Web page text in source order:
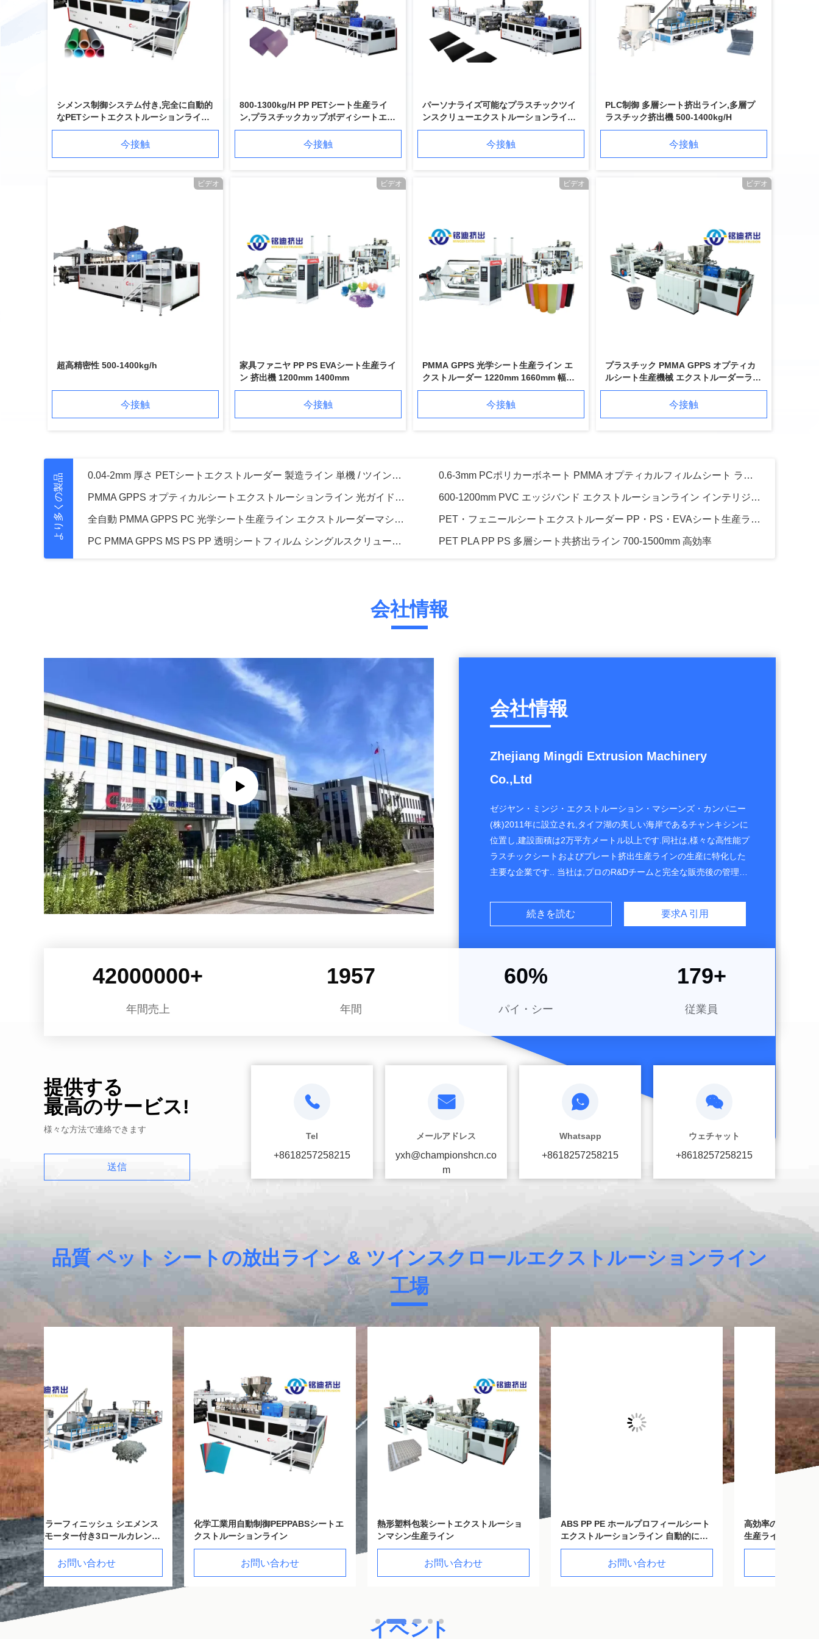
シメンス制御システム付き,完全に自動的
なPETシートエクストルーションライン
エクストルーダー
今接触
800-1300kg/H PP PETシート生産ライ
ン,プラスチックカップボディシートエク
ストルーダーマシン
今接触
パーソナライズ可能なプラスチックツイ
ンスクリューエクストルーションライン
PP PLA PET ABS PEシート
今接触
PLC制御 多層シート挤出ライン,多層プ
ラスチック挤出機 500-1400kg/H
今接触
ビデオ
超高精密性 500-1400kg/h
今接触
ビデオ
家具ファニヤ PP PS EVAシート生産ライ
ン 挤出機 1200mm 1400mm
今接触
ビデオ
PMMA GPPS 光学シート生産ライン エ
クストルーダー 1220mm 1660mm 幅
550-900kg/h
今接触
ビデオ
プラスチック PMMA GPPS オプティカ
ルシート生産機械 エクストルーダーライ
ン 0.6-3mm 厚さ
今接触
より多くの製品
カップボディ PETシートエクストルーションライン プラスチックシートエクストルーションマシン 高精度
オプティカル PMMA GPPS プラスチック板 プラスチック鏡/ライトパネルのための生産ライン
家具装飾用APET PETG PETフィルムエクストルーションライン プラスチックPETシートエクストルーダー
APET PETG CPET PLA シート ツイン スクロール 挤出 機械 400-1200kg/H PLC コントロール 820mm 幅 PETシートエクストルーダーマシン シングルツインスクリュー 高生産効率
プラスチック PMMA PS アクリル パースペックス カラー 透明 プレート エクストルーション ライン SIEMENS 制御 カップボディ PETシートエクストルーションライン プラスチックシートエクストルーションマシン 高精度
600~1500mm 幅 PPPSシート製造機 PPPSシートエクストルーションライン
PP PET プラスチック板 生産ライン 挤出機 1200-1600mm 1800-2100mm 幅
会社情報
会社情報
Zhejiang Mingdi Extrusion Machinery
Co.,Ltd
ゼジヤン・ミンジ・エクストルーション・マシーンズ・カンパニー
(株)2011年に設立され,タイフ湖の美しい海岸であるチャンキシンに
位置し,建設面積は2万平方メートル以上です.同社は,様々な高性能プ
ラスチックシートおよびプレート挤出生産ラインの生産に特化した
主要な企業です.. 当社は,プロのR&Dチームと完全な販売後の管理チ
に提供することにコミットしています. 現在,私たちの製品はロシア
に輸出されていますトルコ,イラン,東南アジア,その他の国や地域
外の顧客によって高く評価されています....
続きを読む 要求A 引用
42000000+
年間売上
2011
年間
60%
パイ・シー
180+
従業員
提供する
最高のサービス!
様々な方法で連絡できます
送信
Tel
+8618257258215
メールアドレス
yxh@championshcn.co
m
Whatsapp
+8618257258215
ウェチャット
+8618257258215
品質 ペット シートの放出ライン & ツインスクロールエクストルーションライン
工場
ス
ンダ
化学工業用自動制御PEPPABSシートエ
クストルーションライン
お問い合わせ
熱形塑料包装シートエクストルーショ
ンマシン生産ライン
お問い合わせ
ABS PP PE ホールプロフィールシート
エクストルーションライン 自動的にカ
スタマイズできる色
お問い合わせ
高効率のPVCエッジ・バンド・シート
生産ライン プレート・エクストルーダ
ー 400kg/h
お問い合わせ
イベント